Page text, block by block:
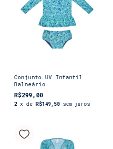
Conjunto UV Infantil
Balneário
R$299,00
2 x de R$149,50 sem juros